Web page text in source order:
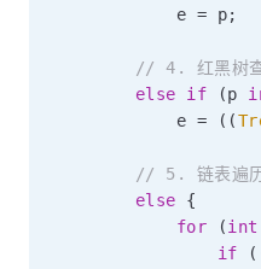
            e
= p;
// 4. 红黑树
else
if (p
            e
= ( (
// 5. 链表遍
else
{
for
(int
if
(